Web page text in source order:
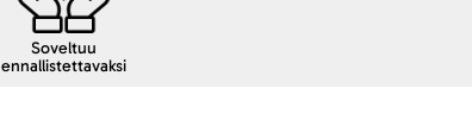
Soveltuu
ennallistettavaksi